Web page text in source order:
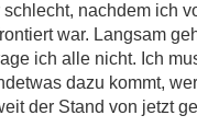
schlecht, nachdem ich
war. Langsam
ich alle nicht. Ich
dazu kommt,
der Stand von jetzt